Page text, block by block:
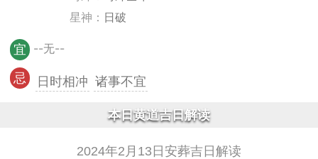
星神： 日破
宜 --无--
忌 日时相冲 诸事不宜
本日黄道吉日解读
2024年2月13日安葬吉日解读